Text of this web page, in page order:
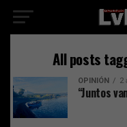
All posts
OPINIÓN 2
“Juntos